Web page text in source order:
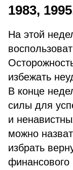
1983,
На этой
избежать
В конце
силы для
и
можно
избрать
финансового